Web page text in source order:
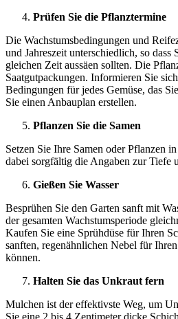
Prüfen Sie die Pflanztermine
Die Wachstumsbedingungen und
und Jahreszeit unterschiedlich, so dass
gleichen Zeit aussäen sollten. Die
Saatgutpackungen. Informieren Sie
Bedingungen für jedes Gemüse, das
Sie einen Anbauplan erstellen.
Pflanzen Sie die Samen
Setzen Sie Ihre Samen oder Pflanzen
dabei sorgfältig die Angaben zur Tiefe
Gießen Sie Wasser
Besprühen Sie den Garten sanft mit
der gesamten Wachstumsperiode
Kaufen Sie eine Sprühdüse für Ihren
sanften, regenähnlichen Nebel für
können.
Halten Sie das Unkraut fern
Mulchen ist der effektivste Weg, um
Sie eine 2 bis 4 Zentimeter dicke